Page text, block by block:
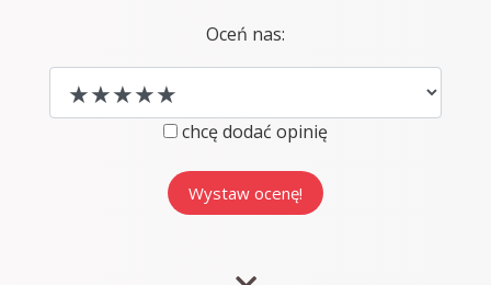
Oceń nas:
chcę dodać opinię